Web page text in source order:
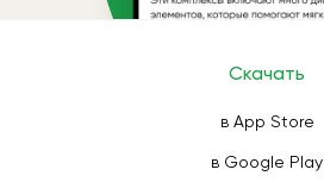
Скачать
в App Store
в Google Play